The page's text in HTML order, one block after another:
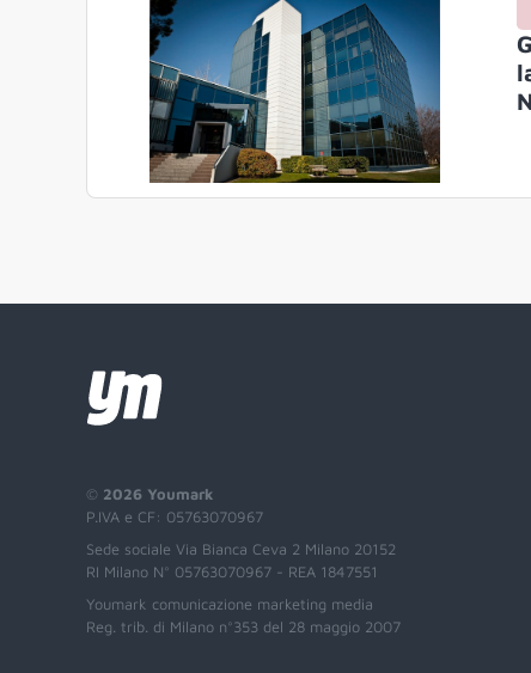
© 2026 Youmark
P.IVA e CF: 05763070967
Sede sociale Via Bianca Ceva 2 Milano 20152
RI Milano N° 05763070967 - REA 1847551
Youmark comunicazione marketing media
Reg. trib. di Milano n°353 del 28 maggio 2007